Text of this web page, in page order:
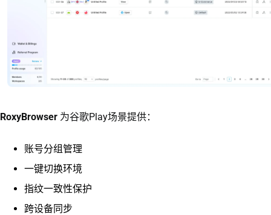
RoxyBrowser 为谷歌Play场景提供：
账号分组管理
一键切换环境
指纹一致性保护
跨设备同步